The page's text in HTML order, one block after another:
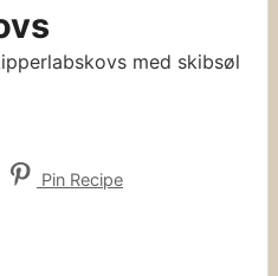
med skibsøl
Pin Recipe